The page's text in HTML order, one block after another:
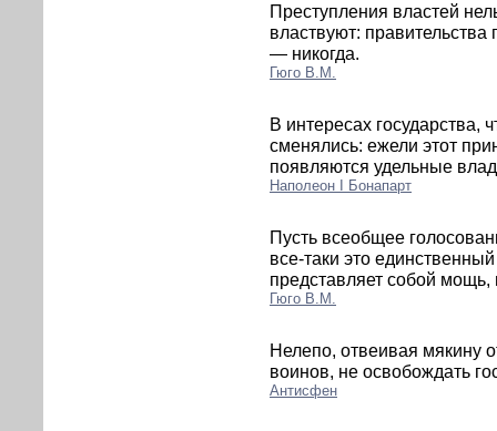
Преступления властей
властвуют:
— никогда.
Гюго В.М.
В интересах государства,
сменялись: ежели этот
появляются удельные
Наполеон I Бонапарт
Пусть всеобщее
все-таки это
представляет собой
Гюго В.М.
Нелепо, отвеивая мякину
воинов, не освобождать
Антисфен